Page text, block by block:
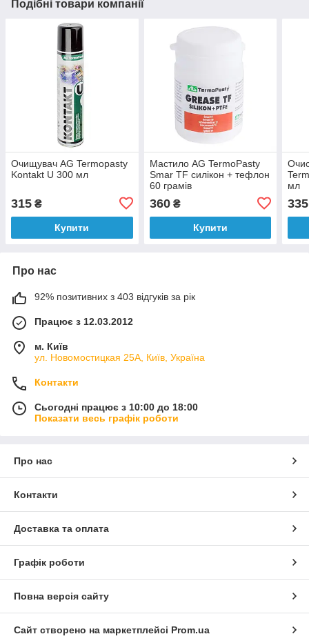
Подібні товари компанії
Очищувач AG Termopasty
Kontakt U 300 мл
315 ₴
Купити
Мастило AG TermoPasty
Smar TF силікон + тефлон
60 грамів
360₴
Купити
мл
335
Про нас
92% позитивних з 403 відгуків за рік
Працює з 12.03.2012
м. Київ
ул. Новомостицкая 25А, Київ, Україна
Контакти
Сьогодні працює з 10:00 до 18:00
Показати весь графік роботи
Про нас
Контакти
Доставка та оплата
Графік роботи
Повна версія сайту
Сайт створено на маркетплейсі Prom.ua